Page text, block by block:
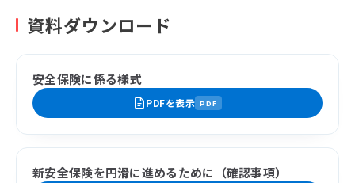
資料ダウンロード
安全保険に係る様式
PDFを表示 PDF
新安全保険を円滑に進めるために（確認事項）